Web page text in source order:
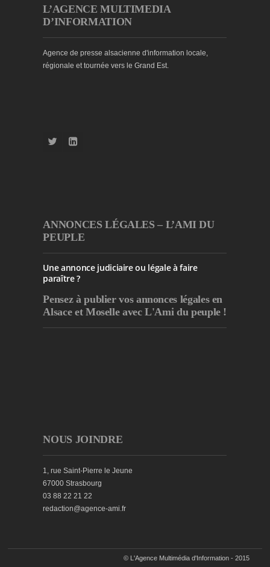
L’AGENCE MULTIMEDIA
D’INFORMATION
Agence de presse alsacienne d'information locale,
régionale et tournée vers le Grand Est.
ANNONCES LÉGALES – L’AMI DU
PEUPLE
Une annonce judiciaire ou légale à faire
paraître ?
Pensez à publiervos annonces légales en
Alsace et Moselle avec L'Ami du peuple !
NOUS JOINDRE
1, rue Saint-Pierre le Jeune
67000 Strasbourg
03 88 22 21 22
redaction@agence-ami.fr
© L'Agence Multimédia d'Information - 2015